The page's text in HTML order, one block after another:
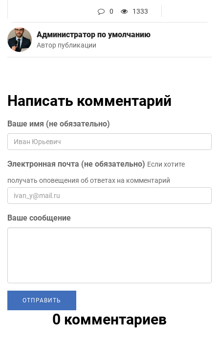
0 1333
Администратор по умолчанию
Автор публикации
Написать комментарий
Ваше имя (не обязательно)
Электронная почта (не обязательно) Если хотите
получать оповещения об ответах на комментарий
Ваше сообщение
0 комментариев